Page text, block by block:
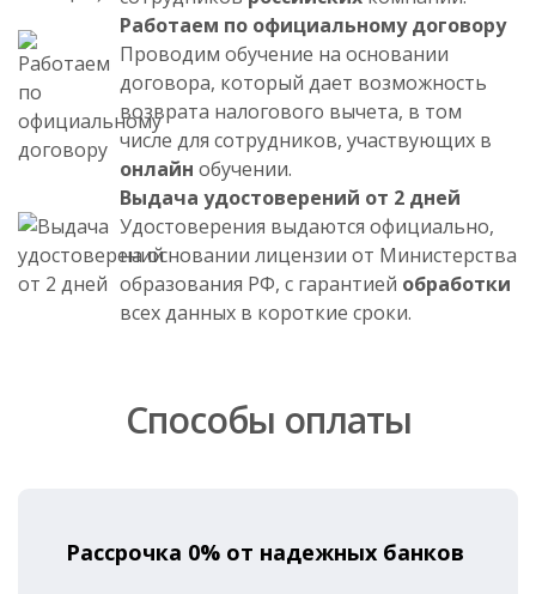
Работаем по официальному договору
Проводим обучение на основании
договора, который дает возможность
возврата налогового вычета, в том
числе для сотрудников, участвующих в
онлайн обучении.
Выдача удостоверений от 2 дней
Удостоверения выдаются официально,
на основании лицензии от Министерства
образования РФ, с гарантией обработки
всех данных в короткие сроки.
Способы оплаты
Рассрочка 0% от надежных банков